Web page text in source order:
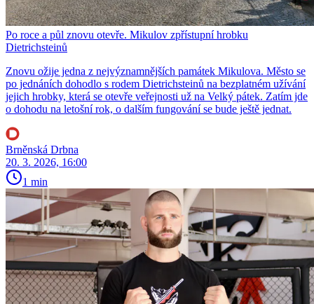
Po roce a půl znovu otevře. Mikulov zpřístupní hrobku
Dietrichsteinů
Znovu ožije jedna z nejvýznamnějších památek Mikulova. Město se
po jednáních dohodlo s rodem Dietrichsteinů na bezplatném užívání
jejich hrobky, která se otevře veřejnosti už na Velký pátek. Zatím jde
o dohodu na letošní rok, o dalším fungování se bude ještě jednat.
Brněnská Drbna
20. 3. 2026, 16:00
1 min